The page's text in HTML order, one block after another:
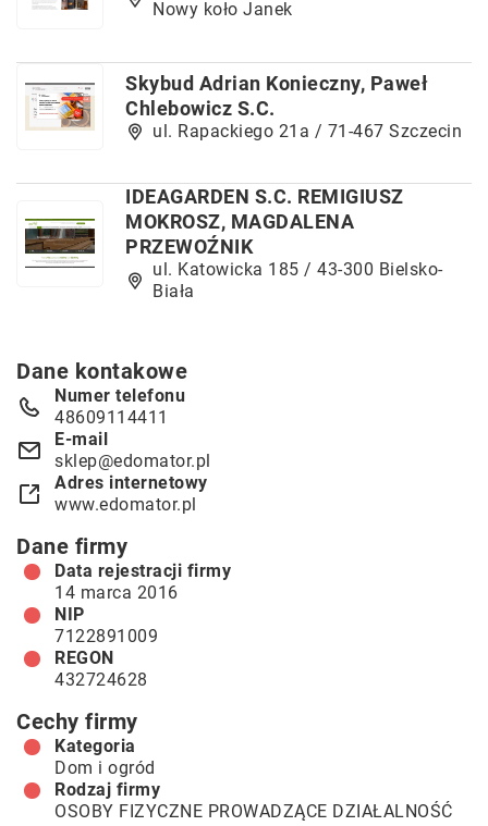
Nowy koło Janek
Skybud Adrian Konieczny, Paweł
Chlebowicz S.C.
ul. Rapackiego 21a / 71-467 Szczecin
IDEAGARDEN S.C. REMIGIUSZ
MOKROSZ, MAGDALENA
PRZEWOŹNIK
ul. Katowicka 185 / 43-300 Bielsko-
Biała
Dane kontakowe
Numer telefonu
48609114411
E-mail
sklep@edomator.pl
Adres internetowy
www.edomator.pl
Dane firmy
Data rejestracji firmy
14 marca 2016
NIP
7122891009
REGON
432724628
Cechy firmy
Kategoria
Dom i ogród
Rodzaj firmy
OSOBY FIZYCZNE PROWADZĄCE DZIAŁALNOŚĆ